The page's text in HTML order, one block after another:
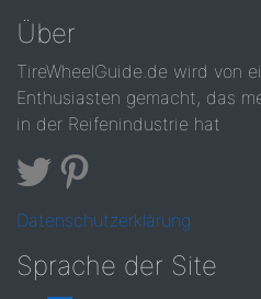
Über
TireWheelGuide.de wird von
Enthusiasten gemacht, das
in der Reifenindustrie hat
Datenschutzerklärung
Sprache der Site